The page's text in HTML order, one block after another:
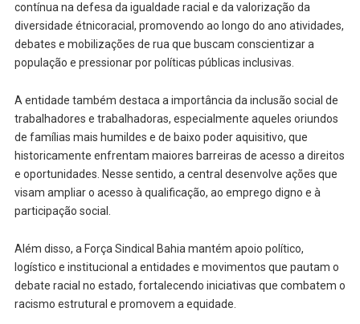
contínua na defesa da igualdade racial e da valorização da
diversidade étnicoracial, promovendo ao longo do ano atividades,
debates e mobilizações de rua que buscam conscientizar a
população e pressionar por políticas públicas inclusivas.
A entidade também destaca a importância da inclusão social de
trabalhadores e trabalhadoras, especialmente aqueles oriundos
de famílias mais humildes e de baixo poder aquisitivo, que
historicamente enfrentam maiores barreiras de acesso a direitos
e oportunidades. Nesse sentido, a central desenvolve ações que
visam ampliar o acesso à qualificação, ao emprego digno e à
participação social.
Além disso, a Força Sindical Bahia mantém apoio político,
logístico e institucional a entidades e movimentos que pautam o
debate racial no estado, fortalecendo iniciativas que combatem o
racismo estrutural e promovem a equidade.